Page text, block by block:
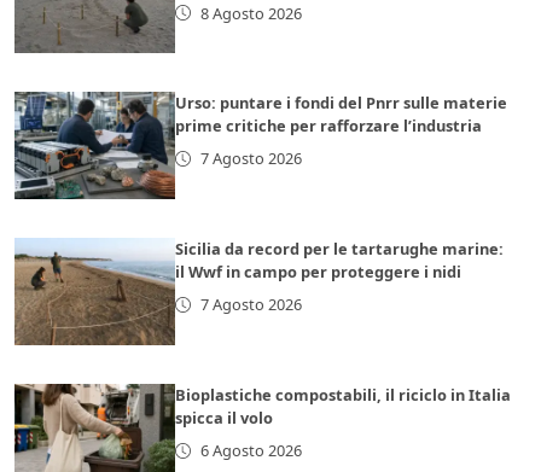
8 Agosto 2026
Urso: puntare i fondi del Pnrr sulle materie
prime critiche per rafforzare l’industria
7 Agosto 2026
Sicilia da record per le tartarughe marine:
il Wwf in campo per proteggere i nidi
7 Agosto 2026
Bioplastiche compostabili, il riciclo in Italia
spicca il volo
6 Agosto 2026